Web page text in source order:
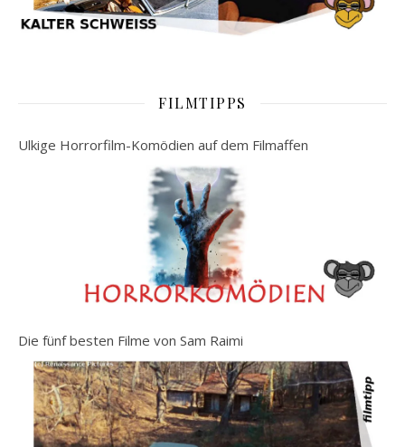
FILMTIPPS
Ulkige Horrorfilm-Komödien auf dem Filmaffen
Die fünf besten Filme von Sam Raimi